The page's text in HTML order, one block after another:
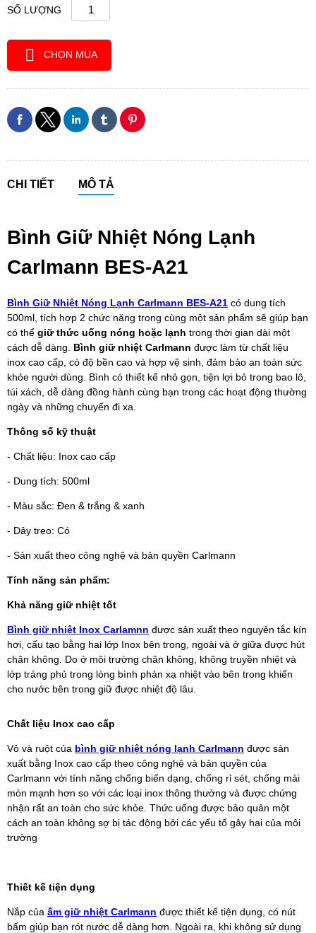
SỐ LƯỢNG
CHỌN MUA
CHI TIẾT MÔ TẢ
Bình Giữ Nhiệt Nóng Lạnh
Carlmann BES-A21
Bình Giữ Nhiệt Nóng Lạnh Carlmann BES-A21 có dung tích
500ml, tích hợp 2 chức năng trong cùng một sản phẩm sẽ giúp bạn
có thể giữ thức uống nóng hoặc lạnh trong thời gian dài một
cách dễ dàng. Bình giữ nhiệt Carlmann được làm từ chất liệu
inox cao cấp, có độ bền cao và hợp vệ sinh, đảm bảo an toàn sức
khỏe người dùng. Bình có thiết kế nhỏ gọn, tiện lợi bỏ trong bao lô,
túi xách, dễ dàng đồng hành cùng bạn trong các hoạt động thường
ngày và những chuyến đi xa.
Thông số kỹ thuật
- Chất liệu: Inox cao cấp
- Dung tích: 500ml
- Màu sắc: Đen & trắng & xanh
- Dây treo: Có
- Sản xuất theo công nghệ và bản quyền Carlmann
Tính năng sản phẩm:
Khả năng giữ nhiệt tốt
Bình giữ nhiệt Inox Carlamnn được sản xuất theo nguyên tắc kín
hơi, cấu tạo bằng hai lớp Inox bên trong, ngoài và ở giữa được hút
chân không. Do ở môi trường chân không, không truyền nhiệt và
lớp tráng phủ trong lòng bình phản xạ nhiệt vào bên trong khiến
cho nước bên trong giữ được nhiệt độ lâu.
Chất liệu Inox cao cấp
Vỏ và ruột của bình giữ nhiệt nóng lạnh Carlmann được sản
xuất bằng Inox cao cấp theo công nghệ và bản quyền của
Carlmann với tính năng chống biến dạng, chống rỉ sét, chống mài
mòn mạnh hơn so với các loại inox thông thường và được chứng
nhận rất an toàn cho sức khỏe. Thức uống được bảo quản một
cách an toàn không sợ bị tác động bởi các yếu tố gây hại của môi
trường
Thiết kế tiện dụng
Nắp của ấm giữ nhiệt Carlmann được thiết kế tiện dụng, có nút
bấm giúp bạn rót nước dễ dàng hơn. Ngoài ra, khi không sử dụng